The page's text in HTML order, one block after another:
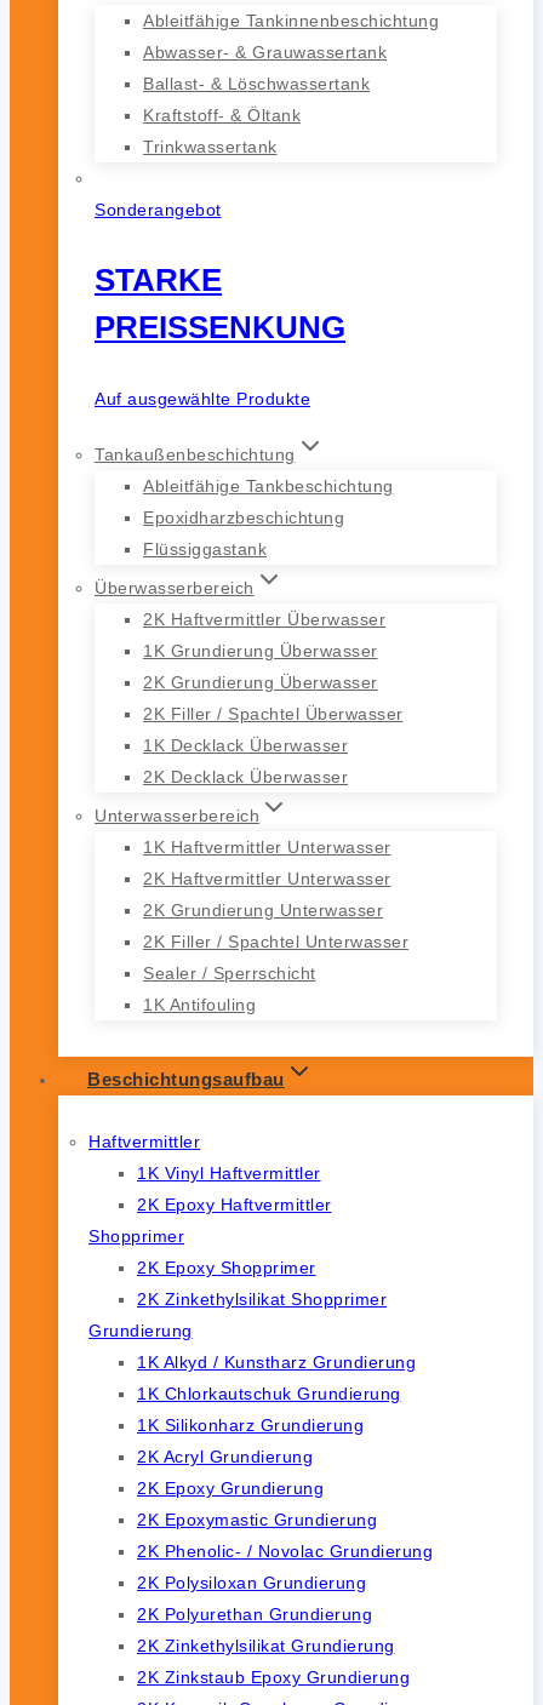
Ableitfähige Tankinnenbeschichtung
Abwasser- & Grauwassertank
Ballast- & Löschwassertank
Kraftstoff- & Öltank
Trinkwassertank
Sonderangebot
STARKE
PREISSENKUNG
Auf ausgewählte Produkte
Tankaußenbeschichtung
Ableitfähige Tankbeschichtung
Epoxidharzbeschichtung
Flüssiggastank
Überwasserbereich
2K Haftvermittler Überwasser
1K Grundierung Überwasser
2K Grundierung Überwasser
2K Filler / Spachtel Überwasser
1K Decklack Überwasser
2K Decklack Überwasser
Unterwasserbereich
1K Haftvermittler Unterwasser
2K Haftvermittler Unterwasser
2K Grundierung Unterwasser
2K Filler / Spachtel Unterwasser
Sealer / Sperrschicht
1K Antifouling
Beschichtungsaufbau
Haftvermittler
1K Vinyl Haftvermittler
2K Epoxy Haftvermittler
Shopprimer
2K Epoxy Shopprimer
2K Zinkethylsilikat Shopprimer
Grundierung
1K Alkyd / Kunstharz Grundierung
1K Chlorkautschuk Grundierung
1K Silikonharz Grundierung
2K Acryl Grundierung
2K Epoxy Grundierung
2K Epoxymastic Grundierung
2K Phenolic- / Novolac Grundierung
2K Polysiloxan Grundierung
2K Polyurethan Grundierung
2K Zinkethylsilikat Grundierung
2K Zinkstaub Epoxy Grundierung